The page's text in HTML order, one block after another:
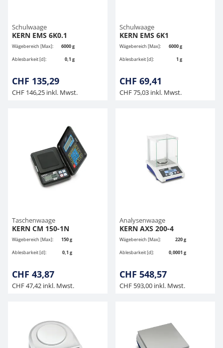
Schulwaage
KERN EMS 6K0.1
Wägebereich [Max]:
6000 g
Ablesbarkeit [d]:
0,1 g
CHF 135,29
CHF 146,25 inkl. Mwst.
Schulwaage
KERN EMS 6K1
Wägebereich [Max]:
6000 g
Ablesbarkeit [d]:
1 g
CHF 69,41
CHF 75,03 inkl. Mwst.
Taschenwaage
KERN CM 150-1N
Wägebereich [Max]:
150 g
Ablesbarkeit [d]:
0,1 g
CHF 43,87
CHF 47,42 inkl. Mwst.
Analysenwaage
KERN AXS 200-4
Wägebereich [Max]:
220 g
Ablesbarkeit [d]:
0,0001 g
CHF 548,57
CHF 593,00 inkl. Mwst.